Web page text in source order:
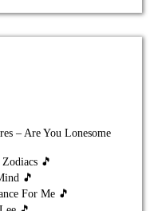
– Are You Lonesome
🎵
🎵
For Me 🎵